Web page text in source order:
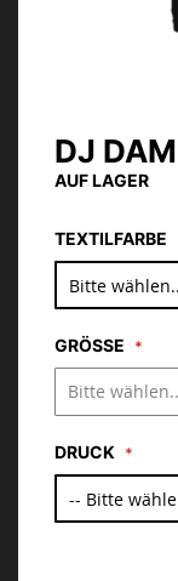
DJ
AUF LAGER
TEXTILFARBE
GRÖSSE
DRUCK
Zum
Anfang
der
springen